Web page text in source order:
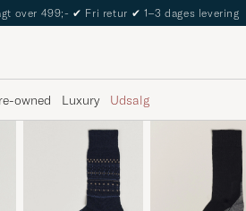
over 499;- ✔ Fri retur ✔ 1–3 dages levering
owned Luxury Udsalg